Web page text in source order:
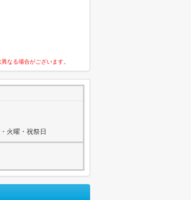
なる場合がございます。
火曜・祝祭日